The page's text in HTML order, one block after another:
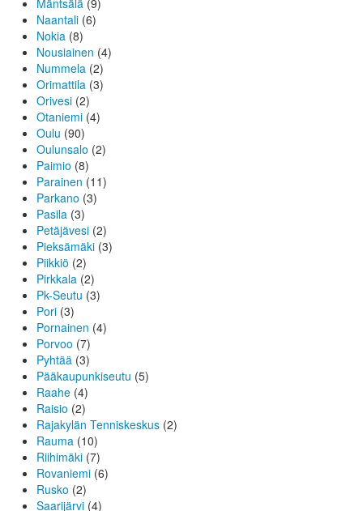
Mäntsälä (9)
Naantali (6)
Nokia (8)
Nousiainen (4)
Nummela (2)
Orimattila (3)
Orivesi (2)
Otaniemi (4)
Oulu (90)
Oulunsalo (2)
Paimio (8)
Parainen (11)
Parkano (3)
Pasila (3)
Petäjävesi (2)
Pieksämäki (3)
Piikkiö (2)
Pirkkala (2)
Pk-Seutu (3)
Pori (3)
Pornainen (4)
Porvoo (7)
Pyhtää (3)
Pääkaupunkiseutu (5)
Raahe (4)
Raisio (2)
Rajakylän Tenniskeskus (2)
Rauma (10)
Riihimäki (7)
Rovaniemi (6)
Rusko (2)
Saarijärvi (4)